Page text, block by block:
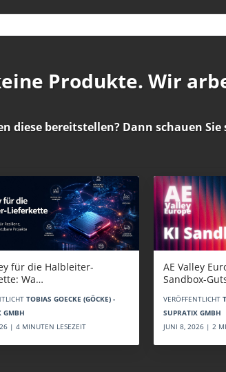
Produkte. Wir
diese bereitstellen? Dann schauen Sie
für die Halbleiter-
Wa…
TOBIAS GOECKE (GÖCKE) -
GMBH
| 4 MINUTEN LESEZEIT
AE Valley
Sandbox-
VERÖFFENTLICHT
SUPRATIX GMBH
JUNI 8, 2026 | 2